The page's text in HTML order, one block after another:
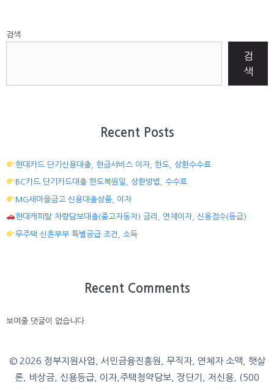
검색
검
색
Recent Posts
현대카드 단기신용대출, 현금서비스 이자, 한도, 상환수수료
BC카드 단기카드대출 한도복원일, 상환방법, 수수료
MG새마을금고 신용대출상품, 이자
현대캐피탈 차량담보대출(중고자동차) 금리, 연체이자, 신용점수(등급)
무주택 신혼부부 특별공급 조건, 소득
Recent Comments
보여줄 댓글이 없습니다.
© 2026 정부지원사업, 서민금융진흥원, 무직자, 연체자 소액, 햇살
론, 비상금, 신용등급, 이자,주택청약담보, 장단기, 저신용, (500